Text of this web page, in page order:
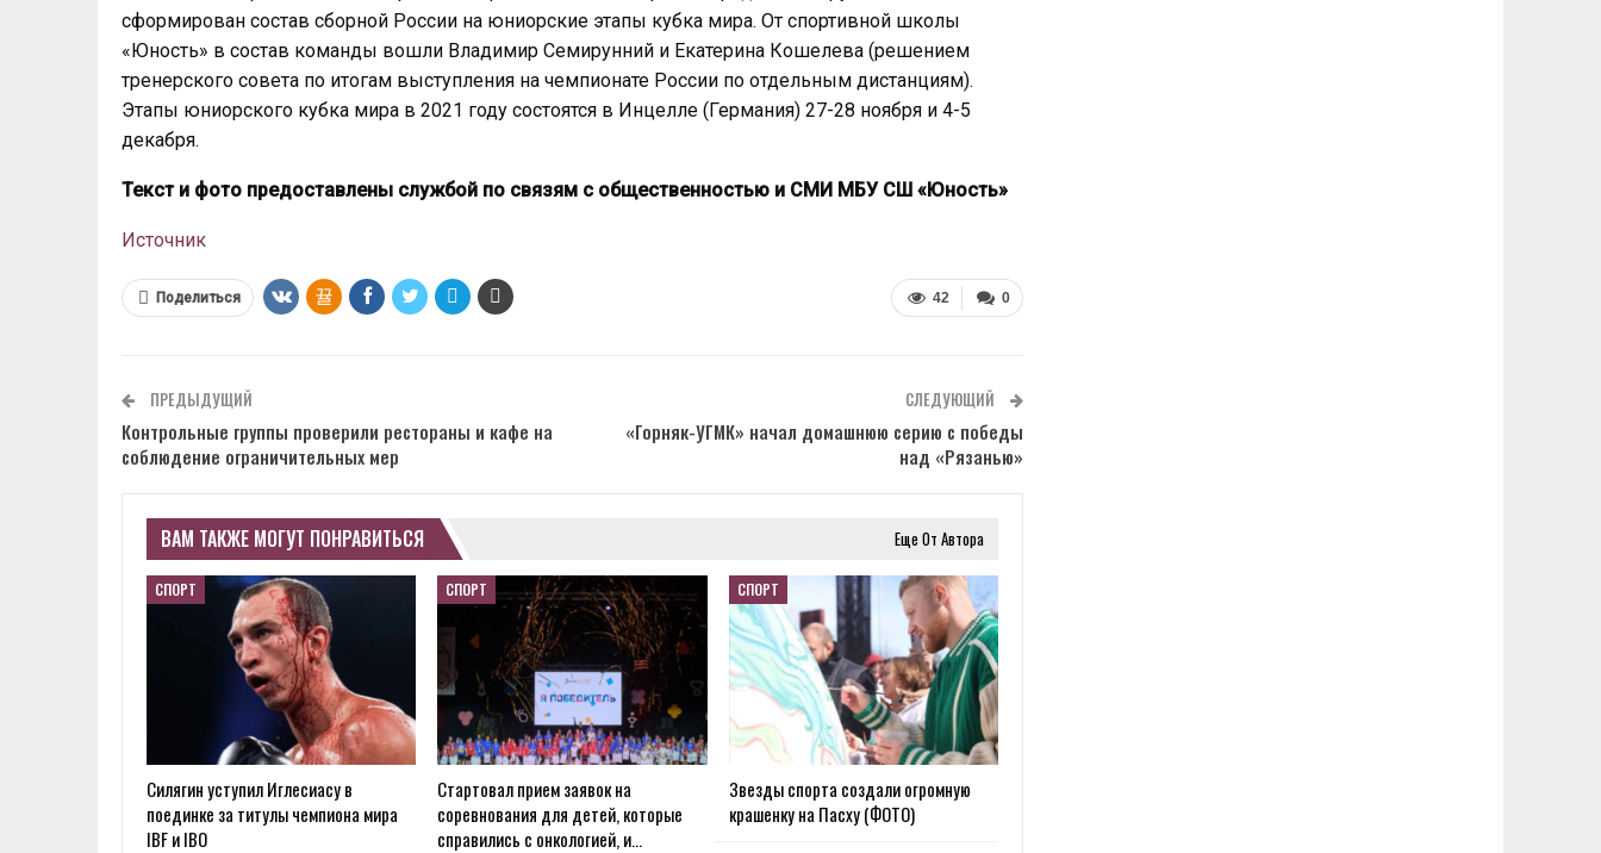
сформирован состав сборной России на юниорские этапы кубка мира. От спортивной школы
«Юность» в состав команды вошли Владимир Семирунний и Екатерина Кошелева (решением
тренерского совета по итогам выступления на чемпионате России по отдельным дистанциям).
Этапы юниорского кубка мира в 2021 году состоятся в Инцелле (Германия) 27-28 ноября и 4-5
декабря.
Текст и фото предоставлены службой по связям с общественностью и СМИ МБУ СШ «Юность»
Источник
0
42
Поделиться
ПРЕДЫДУЩИЙ
Контрольные группы проверили рестораны и кафе на
соблюдение ограничительных мер
СЛЕДУЮЩИЙ
«Горняк-УГМК» начал домашнюю серию с победы
над «Рязанью»
ВАМ ТАКЖЕ МОГУТ ПОНРАВИТЬСЯ Еще От Автора
СПОРТ
Силягин уступил Иглесиасу в
поединке за титулы чемпиона мира
IBF и IBO
СПОРТ
Стартовал прием заявок на
соревнования для детей, которые
справились с онкологией, и…
СПОРТ
Звезды спорта создали огромную
крашенку на Пасху (ФОТО)